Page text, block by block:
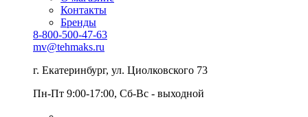
Контакты
Бренды
8-800-500-47-63
mv@tehmaks.ru
г. Екатеринбург, ул. Циолковского 73
Пн-Пт 9:00-17:00, Сб-Вс - выходной